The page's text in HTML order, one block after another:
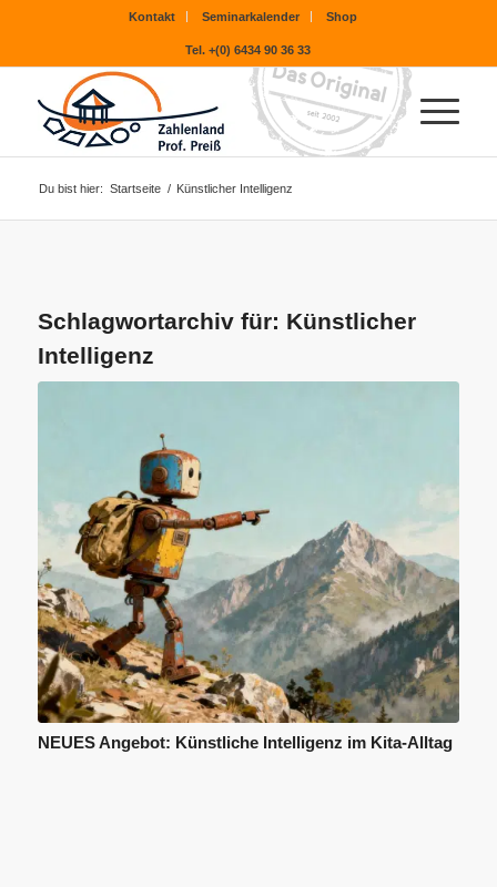
Kontakt Seminarkalender Shop
Tel. +(0) 6434 90 36 33
Du bist hier: Startseite / Künstlicher Intelligenz
Schlagwortarchiv für: Künstlicher
Intelligenz
NEUES Angebot: Künstliche Intelligenz im Kita-Alltag